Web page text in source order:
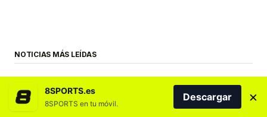
NOTICIAS MÁS LEÍDAS
8SPORTS.es
8SPORTS en tu móvil.
Descargar ×